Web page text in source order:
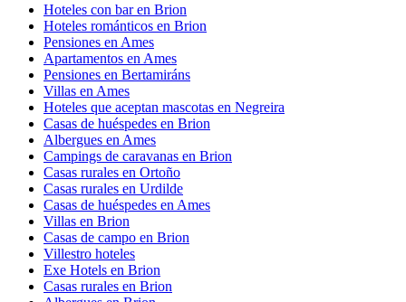
Hoteles con bar en Brion
Hoteles románticos en Brion
Pensiones en Ames
Apartamentos en Ames
Pensiones en Bertamiráns
Villas en Ames
Hoteles que aceptan mascotas en Negreira
Casas de huéspedes en Brion
Albergues en Ames
Campings de caravanas en Brion
Casas rurales en Ortoño
Casas rurales en Urdilde
Casas de huéspedes en Ames
Villas en Brion
Casas de campo en Brion
Villestro hoteles
Exe Hotels en Brion
Casas rurales en Brion